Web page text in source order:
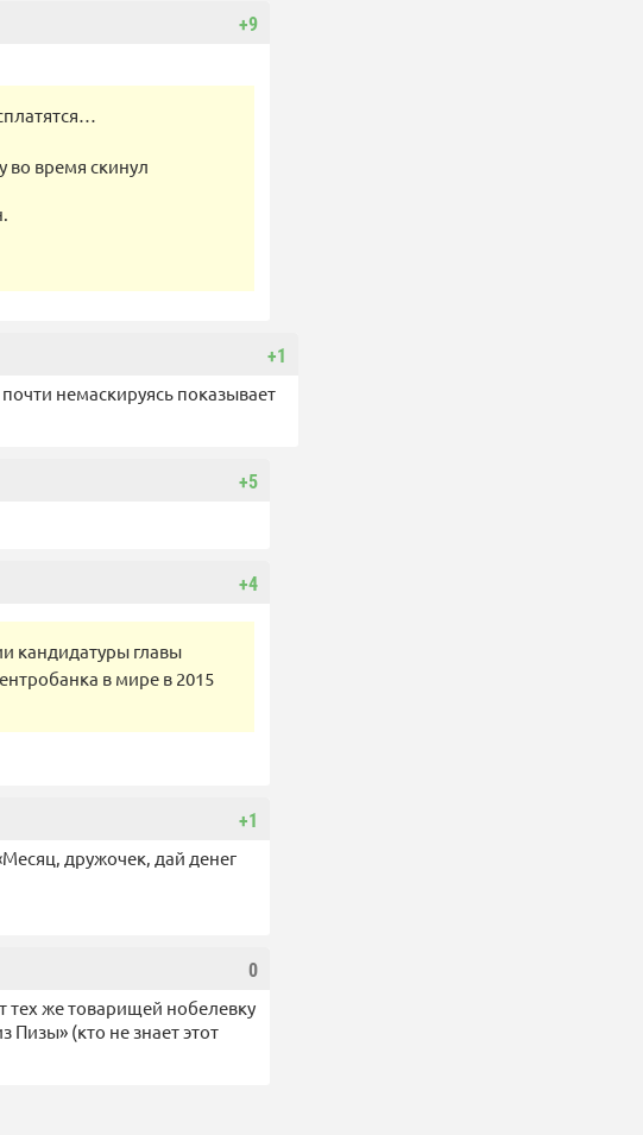
+9
во время скинул
+1
немаскируясь показывает
+5
+4
кандидатуры главы
в мире в 2015
+1
дружочек, дай денег
0
тех же товарищей нобелевку
Пизы» (кто не знает этот